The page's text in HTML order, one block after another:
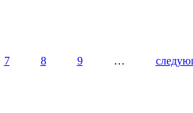
7 8 9 …